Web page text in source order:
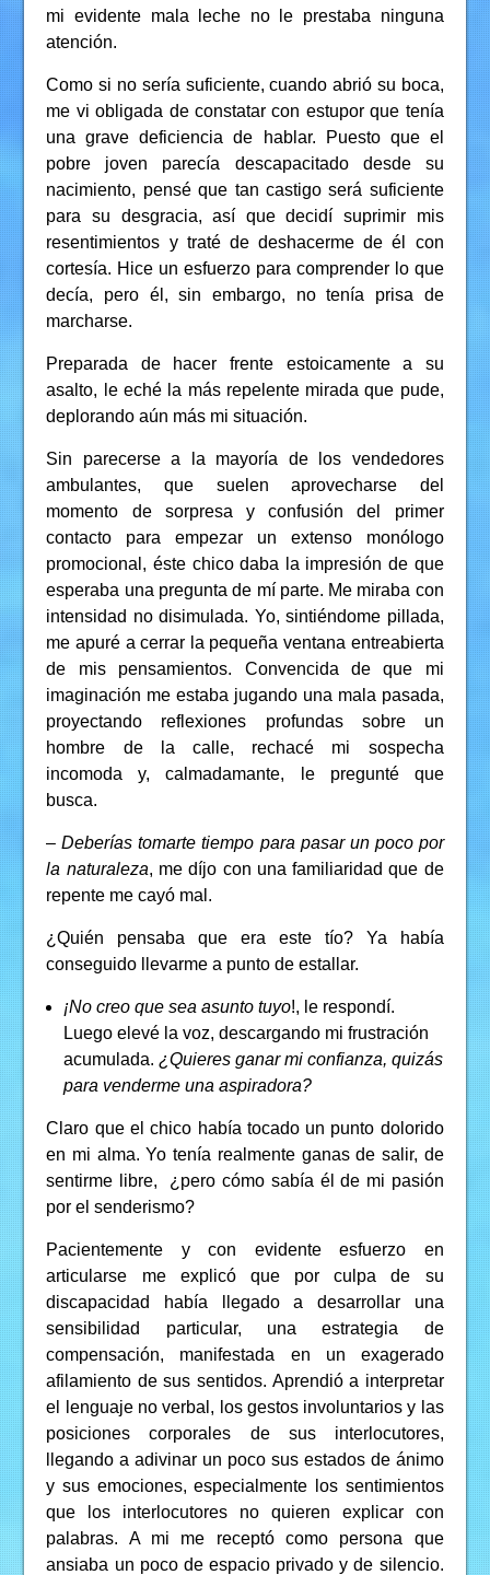
mi evidente mala leche no le prestaba ninguna
atención.
Como si no sería suficiente, cuando abrió su boca,
me vi obligada de constatar con estupor que tenía
una grave deficiencia de hablar. Puesto que el
pobre joven parecía descapacitado desde su
nacimiento, pensé que tan castigo será suficiente
para su desgracia, así que decidí suprimir mis
resentimientos y traté de deshacerme de él con
cortesía. Hice un esfuerzo para comprender lo que
decía, pero él, sin embargo, no tenía prisa de
marcharse.
Preparada de hacer frente estoicamente a su
asalto, le eché la más repelente mirada que pude,
deplorando aún más mi situación.
Sin parecerse a la mayoría de los vendedores
ambulantes, que suelen aprovecharse del
momento de sorpresa y confusión del primer
contacto para empezar un extenso monólogo
promocional, éste chico daba la impresión de que
esperaba una pregunta de mí parte. Me miraba con
intensidad no disimulada. Yo, sintiéndome pillada,
me apuré a cerrar la pequeña ventana entreabierta
de mis pensamientos. Convencida de que mi
imaginación me estaba jugando una mala pasada,
proyectando reflexiones profundas sobre un
hombre de la calle, rechacé mi sospecha
incomoda y, calmadamante, le pregunté que
busca.
–Deberías tomarte tiempo para pasar un poco por
la naturaleza, me díjo con una familiaridad que de
repente me cayó mal.
¿Quién pensaba que era este tío? Ya había
conseguido llevarme a punto de estallar.
¡No creo que sea asunto tuyo!, le respondí.
Luego elevé la voz, descargando mi frustración
acumulada.¿Quieres ganar mi confianza, quizás
para venderme una aspiradora?
Claro que el chico había tocado un punto dolorido
en mi alma. Yo tenía realmente ganas de salir, de
sentirme libre, ¿pero cómo sabía él de mi pasión
por el senderismo?
Pacientemente y con evidente esfuerzo en
articularse me explicó que por culpa de su
discapacidad había llegado a desarrollar una
sensibilidad particular, una estrategia de
compensación, manifestada en un exagerado
afilamiento de sus sentidos. Aprendió a interpretar
el lenguaje no verbal, los gestos involuntarios y las
posiciones corporales de sus interlocutores,
llegando a adivinar un poco sus estados de ánimo
y sus emociones, especialmente los sentimientos
que los interlocutores no quieren explicar con
palabras. A mi me receptó como persona que
ansiaba un poco de espacio privado y de silencio.